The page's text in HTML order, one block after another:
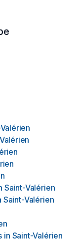
Saint-Valérien
Saint-Valérien
in Saint-Valérien